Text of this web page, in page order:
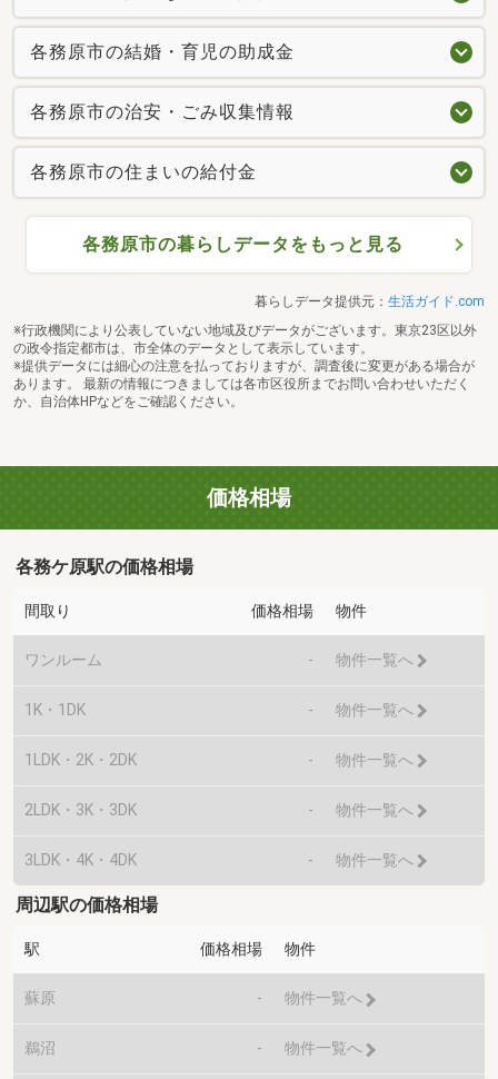
各務原市の結婚・育児の助成金
各務原市の治安・ごみ収集情報
各務原市の住まいの給付金
各務原市の暮らしデータをもっと見る
暮らしデータ提供元： 生活ガイド.com
※行政機関により公表していない地域及びデータがございます。東京23区以外
の政令指定都市は、市全体のデータとして表示しています。
※提供データには細心の注意を払っておりますが、調査後に変更がある場合が
あります。 最新の情報につきましては各市区役所までお問い合わせいただく
か、自治体HPなどをご確認ください。
価格相場
各務ケ原駅の価格相場
間取り 価格相場 物件
ワンルーム - 物件一覧へ
1K・1DK - 物件一覧へ
1LDK・2K・2DK - 物件一覧へ
2LDK・3K・3DK - 物件一覧へ
3LDK・4K・4DK - 物件一覧へ
周辺駅の価格相場
駅 価格相場 物件
蘇原 - 物件一覧へ
鵜沼 - 物件一覧へ